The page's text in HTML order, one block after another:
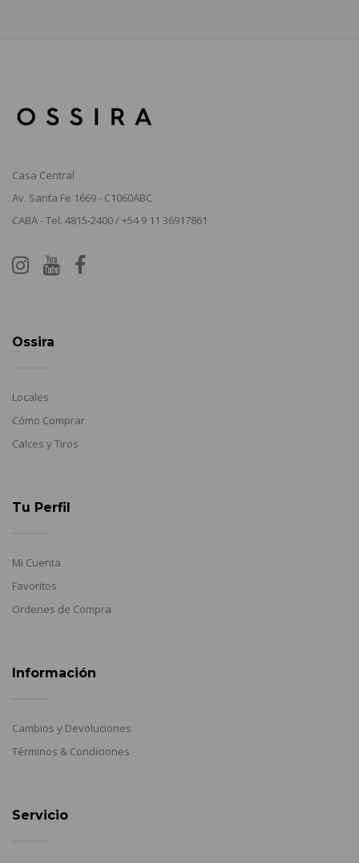
Casa Central
Av. Santa Fe 1669 - C1060ABC
CABA - Tel. 4815-2400 / +54 9 11 36917861
Ossira
Locales
Cómo Comprar
Calces y Tiros
Tu Perfil
Mi Cuenta
Favoritos
Ordenes de Compra
Información
Cambios y Devoluciones
Términos & Condiciones
Servicio